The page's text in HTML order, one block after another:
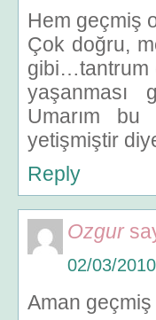
Hem geçmiş
Çok doğru,
gibi…tantrum
yaşanması
Umarım bu
yetişmiştir
Reply
Ozgur
02/03/
Aman geçmiş